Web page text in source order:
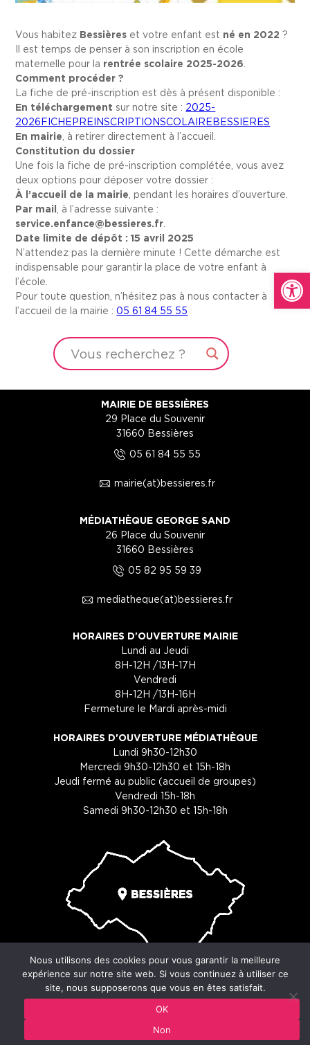
Ouvrir
Vous habitez Bessières et votre enfant est né en 2022 ?
Il est temps de penser à son inscription en école
maternelle pour la rentrée scolaire 2025-2026
Comment procéder ?
La fiche de pré-inscription est dès à présent disponible :
En téléchargement sur notre site : 2025-
2026FICHEPREINSCRIPTIONSCOLAIREBESSIERES
En mairie , à retirer directement à l’accueil.
Constitution du dossier
Une fois la fiche de pré-inscription complétée, vous avez
deux options pour déposer votre dossier :
À l’accueil de la mairie , pendant les horaires d’ouverture.
Par mail
, à l’adresse suivante :
service.enfance@bessieres.fr
Date limite de dépôt : 15 avril 2025
N’attendez pas la dernière minute ! Cette démarche est
indispensable pour garantir la place de votre enfant à
l’école.
Pour toute question, n’hésitez pas à nous contacter à
l’accueil de la mairie :05 61 84 55 55
MAIRIE DE BESSIÈRES
29 Place du Souvenir
31660 Bessières
5 05 61 84 55 55
1 mairie(at)bessieres.fr
MÉDIATHÈQUE GEORGE SAND
26 Place du Souvenir
31660 Bessières
5 05 82 95 59 39
1 mediatheque(at)bessieres.fr
HORAIRES D'OUVERTURE MAIRIE
Lundi au Jeudi
8H-12H /13H-17H
Vendredi
8H-12H /13H-16H
Fermeture le Mardi après-midi
HORAIRES D'OUVERTURE MÉDIATHÈQUE
Lundi 9h30-12h30
Mercredi 9h30-12h30 et 15h-18h
Jeudi fermé au public (accueil de groupes)
Vendredi 15h-18h
Samedi 9h30-12h30 et 15h-18h
© Copyright 2026 - Ville de Bessières - 29 place du souvenir -
Mentions légales
Nous utilisons des cookies pour vous garantir la meilleure
expérience sur notre site web. Si vous continuez à utiliser ce
site, nous supposerons que vous en êtes satisfait.
OK
Non